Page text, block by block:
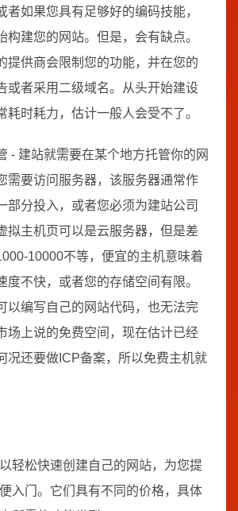
者如果您具有足够好的编码技能，
构建您的网站。但是，会有缺点。
提供商会限制您的功能，并在您的
或者采用二级域名。从头开始建设
耗时耗力，估计一般人会受不了。
- 建站就需要在某个地方托管你的网
需要访问服务器，该服务器通常作
部分投入，或者您必须为建站公司
拟主机页可以是云服务器，但是差
10000不等，便宜的主机意味着
度不快，或者您的存储空间有限。
以编写自己的网站代码，也无法完
场上说的免费空间，现在估计已经
况还要做ICP备案，所以免费主机就
轻松快速创建自己的网站，为您提
入门。它们具有不同的价格，具体